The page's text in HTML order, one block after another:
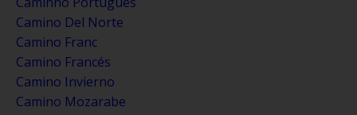
Camino Del Norte
Camino Franc
Camino Francés
Camino Invierno
Camino Mozarabe